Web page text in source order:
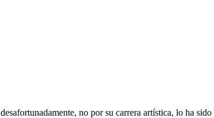
no por su carrera artística, lo ha